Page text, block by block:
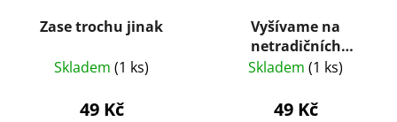
Zase trochu jinak
Skladem (1 ks)
49 Kč
Vyšívame na
netradičních
materiáloch
Skladem (1 ks)
49 Kč